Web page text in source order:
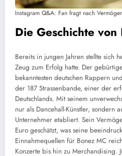
Instagram Q&A: Fan fragt nach
Die Geschichte von
Bereits in jungen Jahren stellte sich
Zeug zum Erfolg hatte. Der
bekanntesten deutschen Rappern
der 187 Strassenbande, einer der
Deutschlands. Mit seinem
nur als Dancehall-Künstler, sondern
Unternehmer etabliert. Sein
Euro geschätzt, was seine
Einnahmequellen für Bonez MC
Konzerte bis hin zu Merchandising.